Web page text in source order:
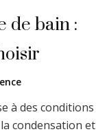
bain :
à des conditions
condensation et